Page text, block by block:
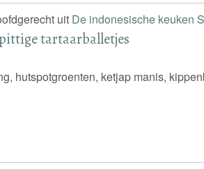
uit De indonesische keuken
tartaarballetjes
hutspotgroenten, ketjap manis,